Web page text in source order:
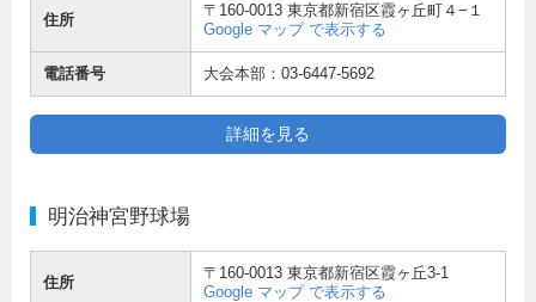
住所
〒160-0013 東京都新宿区霞ヶ丘町４−１
Google マップ で表示する
電話番号 大会本部：03-6447-5692
詳細を見る
明治神宮野球場
住所
〒160-0013 東京都新宿区霞ヶ丘3-1
Google マップ で表示する